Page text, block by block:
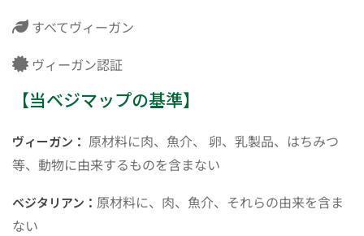
すべてヴィーガン
ヴィーガン認証
【当ベジマップの基準】
ヴィーガン： 原材料に肉、魚介、 卵、乳製品、はちみつ
等、動物に由来するものを含まない
ベジタリアン： 原材料に、肉、魚介、それらの由来を含ま
ない